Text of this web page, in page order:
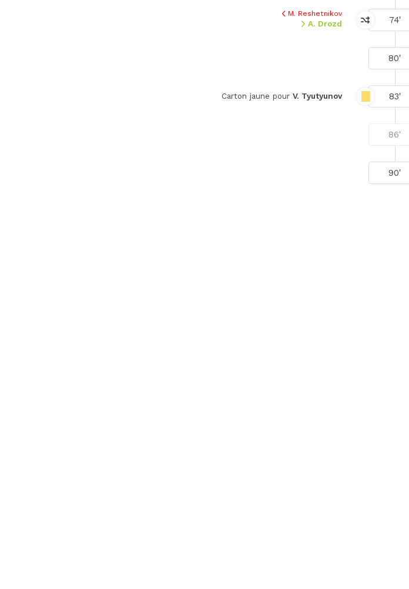
74'
M. Reshetnikov
A. Drozd
80'
83'
Carton jaune pour V. Tyutyunov
86'
90'